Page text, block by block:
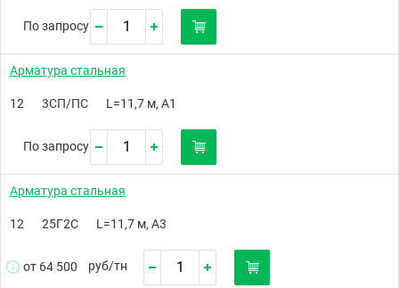
По запросу
Арматура стальная
12 3СП/ПС L=11,7 м, А1
По запросу
Арматура стальная
12 25Г2С L=11,7 м, А3
от 64 500 руб/тн